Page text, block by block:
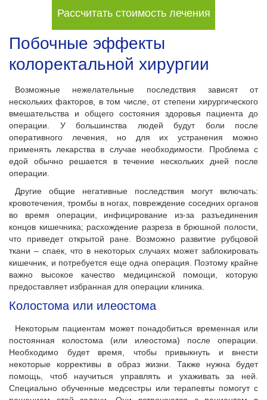
Рассчитать стоимость лечения
Побочные эффекты
колоректальной хирургии
Возможные нежелательные последствия зависят от
нескольких факторов, в том числе, от степени хирургического
вмешательства и общего состояния здоровья пациента до
операции. У большинства людей будут боли после
оперативного лечения, но для их устранения можно
применять лекарства в случае необходимости. Проблема с
едой обычно решается в течение нескольких дней после
операции.
Другие общие негативные последствия могут включать:
кровотечения, тромбы в ногах, повреждение соседних органов
во время операции, инфицирование из-за разъединения
концов кишечника; расхождение разреза в брюшной полости,
что приведет открытой ране. Возможно развитие рубцовой
ткани – спаек, что в некоторых случаях может заблокировать
кишечник, и потребуется еще одна операция. Поэтому крайне
важно высокое качество медицинской помощи, которую
предоставляет избранная для операции клиника.
Колостома или илеостома
Некоторым пациентам может понадобиться временная или
постоянная колостома (или илеостома) после операции.
Необходимо будет время, чтобы привыкнуть и внести
некоторые коррективы в образ жизни. Также нужна будет
помощь, чтоб научиться управлять и ухаживать за ней.
Специально обученные медсестры или терапевты помогут с